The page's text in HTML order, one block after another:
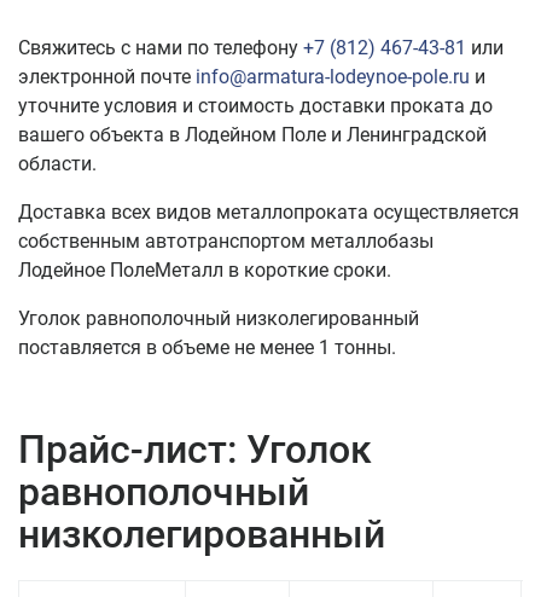
Свяжитесь с нами по телефону +7 (812) 467-43-81 или
электронной почте info@armatura-lodeynoe-pole.ru и
уточните условия и стоимость доставки проката до
вашего объекта в Лодейном Поле и Ленинградской
области.
Доставка всех видов металлопроката осуществляется
собственным автотранспортом металлобазы
Лодейное ПолеМеталл в короткие сроки.
Уголок равнополочный низколегированный
поставляется в объеме не менее 1 тонны.
Прайс-лист: Уголок
равнополочный
низколегированный